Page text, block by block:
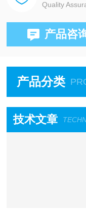
Quality
产品咨
产品分类
技术文章